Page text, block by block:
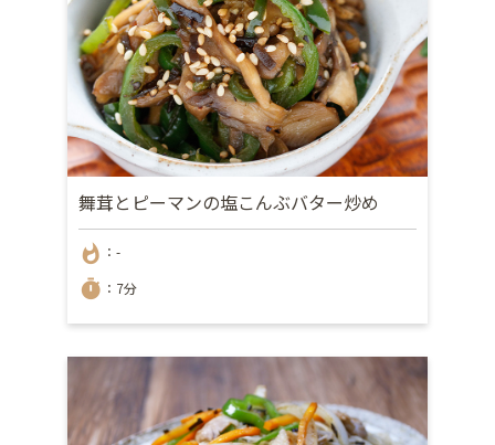
舞茸とピーマンの塩こんぶバター炒め
whatshot ：-
timer ：7分